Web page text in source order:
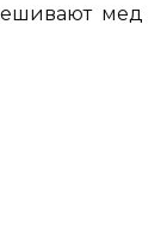
мед